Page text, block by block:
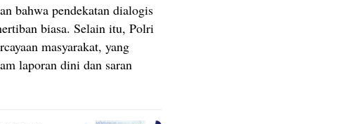
bahwa pendekatan dialogis
biasa. Selain itu, Polri
masyarakat, yang
laporan dini dan saran